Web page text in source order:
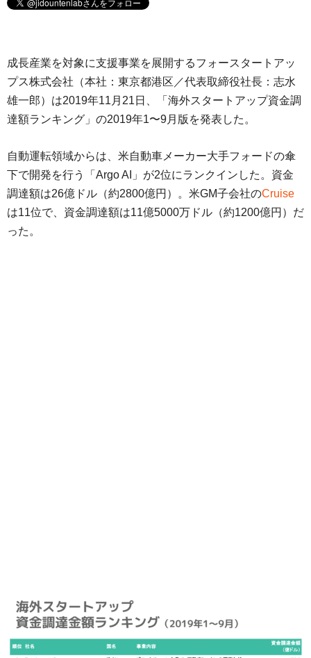
成長産業を対象に支援事業を展開するフォースタートアッ
プス株式会社（本社：東京都港区／代表取締役社長：志水
雄一郎）は2019年11月21日、「海外スタートアップ資金調
達額ランキング」の2019年1〜9月版を発表した。
自動運転領域からは、米自動車メーカー大手フォードの傘
下で開発を行う「Argo AI」が2位にランクインした。資金
調達額は26億ドル（約2800億円）。米GM子会社のCruise
は11位で、資金調達額は11億5000万ドル（約1200億円）だ
った。